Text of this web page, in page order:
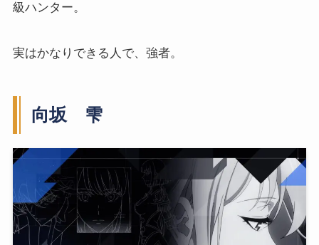
級ハンター。
実はかなりできる人で、強者。
向坂 雫